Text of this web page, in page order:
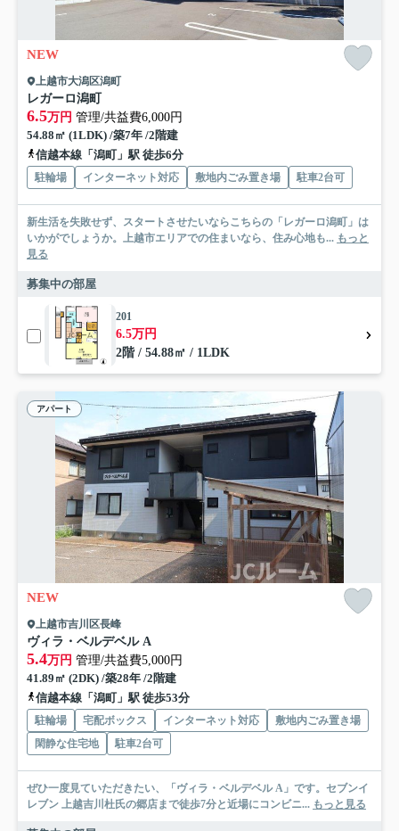
NEW
上越市大潟区潟町
レガーロ潟町
6.5万円 管理/共益費6,000円
54.88㎡ (1LDK) /築7年 /2階建
信越本線「潟町」駅 徒歩6分
駐輪場 インターネット対応 敷地内ごみ置き場 駐車2台可
新生活を失敗せず、スタートさせたいならこちらの「レガーロ潟町」は
いかがでしょうか。上越市エリアでの住まいなら、住み心地も... もっと
見る
募集中の部屋
201
6.5万円
2階 / 54.88㎡ / 1LDK
アパート
NEW
上越市吉川区長峰
ヴィラ・ベルデベル A
5.4万円 管理/共益費5,000円
41.89㎡ (2DK) /築28年 /2階建
信越本線「潟町」駅 徒歩53分
駐輪場 宅配ボックス インターネット対応
敷地内ごみ置き場
閑静な住宅地
駐車2台可
ぜひ一度見ていただきたい、「ヴィラ・ベルデベル A」です。セブンイ
レブン 上越吉川杜氏の郷店まで徒歩7分と近場にコンビニ... もっと見る